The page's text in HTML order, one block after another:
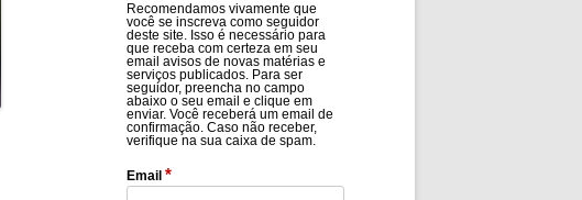
Recomendamos vivamente que
você se inscreva como seguidor
deste site. Isso é necessário para
que receba com certeza em seu
email avisos de novas matérias e
serviços publicados. Para ser
seguidor, preencha no campo
abaixo o seu email e clique em
enviar. Você receberá um email de
confirmação. Caso não receber,
verifique na sua caixa de spam.
Email *